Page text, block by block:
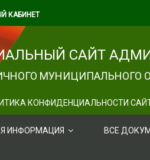
КАБИНЕТ
САЙТ
МУНИЦИПАЛЬНОГО
КОНФИДЕНЦИАЛЬНОСТИ
ИНФОРМАЦИЯ ВСЕ